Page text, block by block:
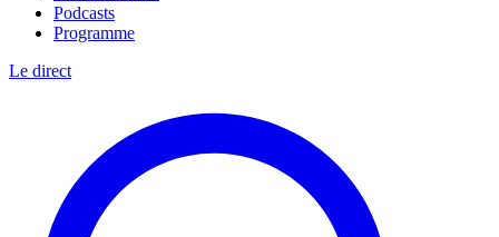
Podcasts
Programme
Le direct